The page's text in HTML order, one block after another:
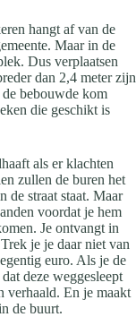
hangt af van de
Maar in de
Dus verplaatsen
dan 2,4 meter zijn
bebouwde kom
die geschikt is
als er klachten
zullen de buren het
de straat staat. Maar
voordat je hem
Je ontvangt in
je je daar niet van
euro. Als je de
deze weggesleept
verhaald. En je maakt
de buurt.